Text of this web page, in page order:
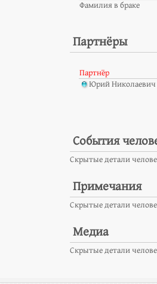
Фамилия в браке
Партнёры
Партнёр
Юрий Николаевич
События
Скрытые детали
Примечания
Скрытые детали
Медиа
Скрытые детали